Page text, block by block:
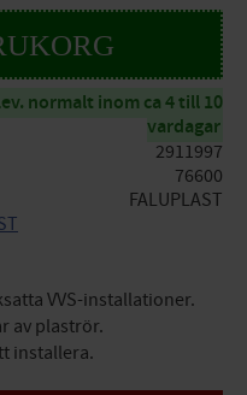
normalt inom ca 4 till 10
vardagar
2911997
76600
FALUPLAST
VVS-installationer.
av plaströr.
installera.